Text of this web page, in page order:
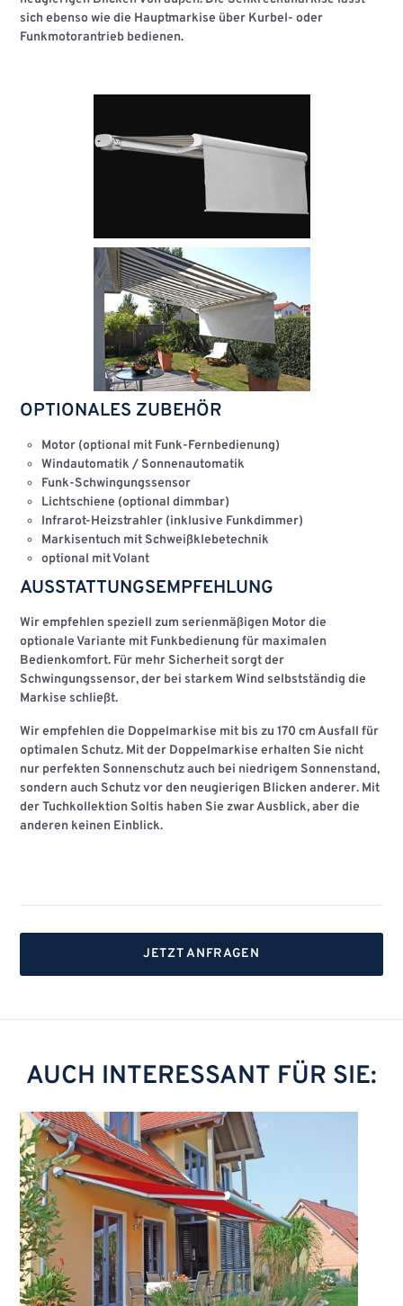
sich ebenso wie die Hauptmarkise über Kurbel- oder
Funkmotorantrieb bedienen.
OPTIONALES ZUBEHÖR
Motor (optional mit Funk-Fernbedienung)
Windautomatik / Sonnenautomatik
Funk-Schwingungssensor
Lichtschiene (optional dimmbar)
Infrarot-Heizstrahler (inklusive Funkdimmer)
Markisentuch mit Schweißklebetechnik
optional mit Volant
AUSSTATTUNGSEMPFEHLUNG
Wir empfehlen speziell zum serienmäßigen Motor die
optionale Variante mit Funkbedienung für maximalen
Bedienkomfort. Für mehr Sicherheit sorgt der
Schwingungssensor, der bei starkem Wind selbstständig die
Markise schließt.
Wir empfehlen die Doppelmarkise mit bis zu 170 cm Ausfall für
optimalen Schutz. Mit der Doppelmarkise erhalten Sie nicht
nur perfekten Sonnenschutz auch bei niedrigem Sonnenstand,
sondern auch Schutz vor den neugierigen Blicken anderer. Mit
der Tuchkollektion Soltis haben Sie zwar Ausblick, aber die
anderen keinen Einblick.
JETZT ANFRAGEN
AUCH INTERESSANT FÜR SIE: